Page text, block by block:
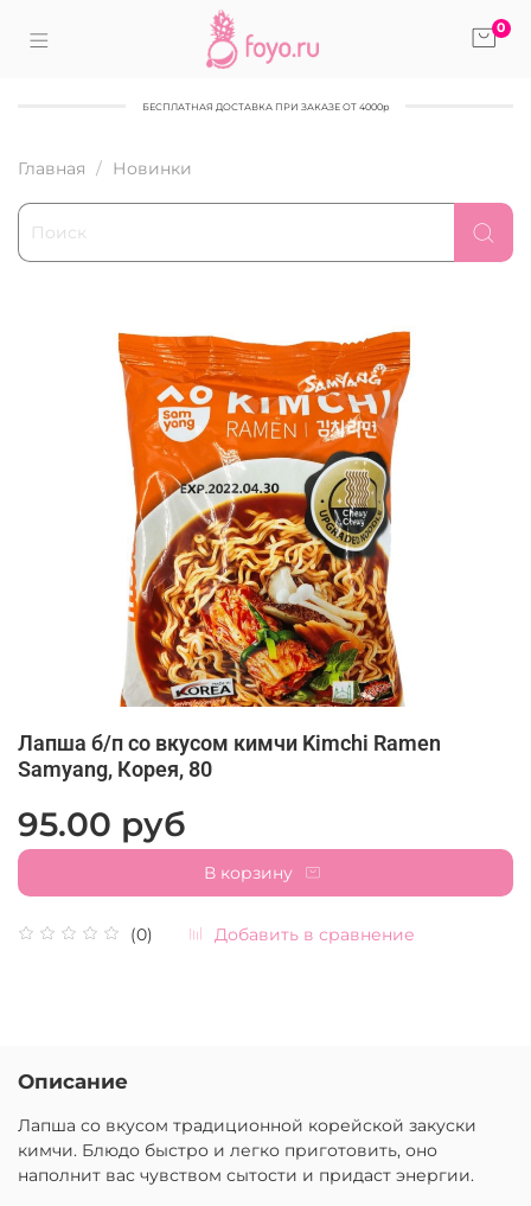
0
БЕСПЛАТНАЯ ДОСТАВКА ПРИ ЗАКАЗЕ ОТ 4000р
Главная Новинки
Лапша б/п со вкусом кимчи Kimchi Ramen
Samyang, Корея, 80
(0) Добавить в сравнение
95.00 руб
В корзину
Описание
Лапша со вкусом традиционной корейской закуски
кимчи. Блюдо быстро и легко приготовить, оно
наполнит вас чувством сытости и придаст энергии.